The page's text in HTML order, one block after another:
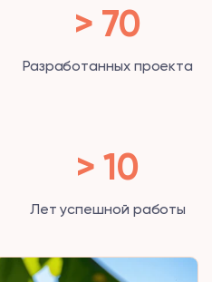
> 70
Разработанных проекта
> 10
Лет успешной работы